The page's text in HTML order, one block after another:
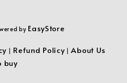
by EasyStore
| Refund Policy|About Us
buy